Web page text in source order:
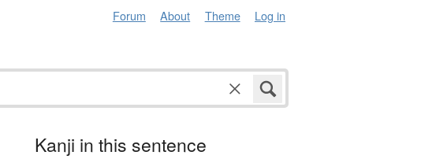
Forum About Theme Log in
Kanji in this sentence